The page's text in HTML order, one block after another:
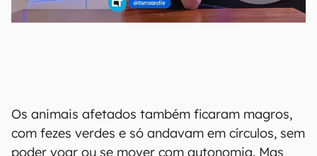
Os animais afetados também ficaram magros,
com fezes verdes e só andavam em círculos, sem
poder voar ou se mover com autonomia. Mas